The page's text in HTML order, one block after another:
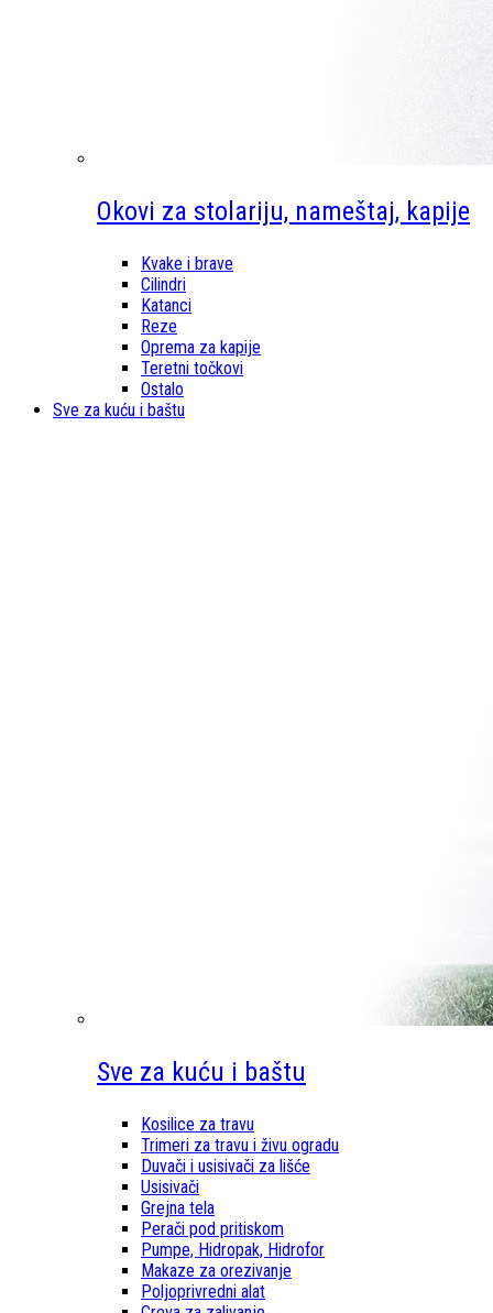
Okovi za stolariju, nameštaj, kapije
Kvake i brave
Cilindri
Katanci
Reze
Oprema za kapije
Teretni točkovi
Ostalo
Sve za kuću i baštu
Sve za kuću i baštu
Kosilice za travu
Trimeri za travu i živu ogradu
Duvači i usisivači za lišće
Usisivači
Grejna tela
Perači pod pritiskom
Pumpe, Hidropak, Hidrofor
Makaze za orezivanje
Poljoprivredni alat